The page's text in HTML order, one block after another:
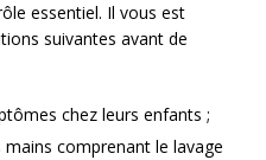
essentiel. Il vous est
suivantes avant de
chez leurs enfants ;
comprenant le lavage